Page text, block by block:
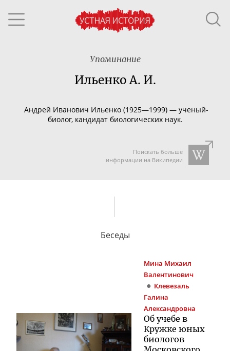
Упоминание
Ильенко А. И.
Андрей Иванович Ильенко (1925—1999) — ученый-
биолог, кандидат биологических наук.
Поискать больше
информации на Википедии
Беседы
Мина Михаил
Валентинович
Клевезаль
Галина
Александровна
Об учебе в
Кружке юных
биологов